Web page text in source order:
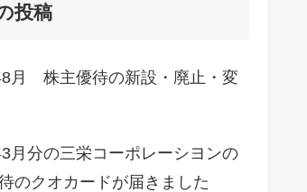
投稿
8月 株主優待の新設・廃止・変
月分の三栄コーポレーシヨンの
のクオカードが届きました